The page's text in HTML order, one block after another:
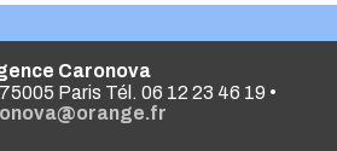
Caronova
Paris Tél. 06 12 23 46 19 •